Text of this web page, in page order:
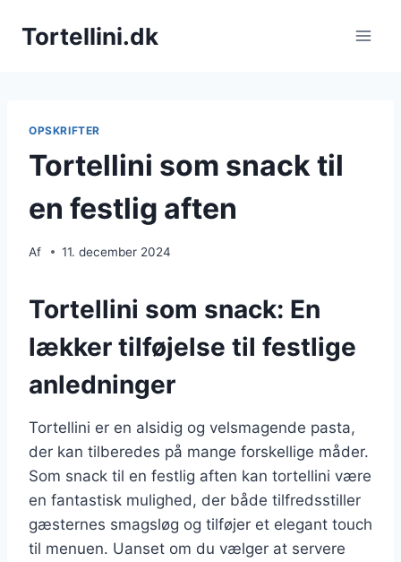
Tortellini.dk
OPSKRIFTER
Tortellini som snack til
en festlig aften
Af 11. december 2024
Tortellini som snack: En
lækker tilføjelse til festlige
anledninger
Tortellini er en alsidig og velsmagende pasta,
der kan tilberedes på mange forskellige måder.
Som snack til en festlig aften kan tortellini være
en fantastisk mulighed, der både tilfredsstiller
gæsternes smagsløg og tilføjer et elegant touch
til menuen. Uanset om du vælger at servere